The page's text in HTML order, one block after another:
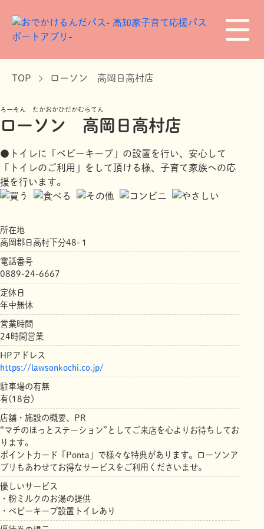
TOP ローソン 高岡日高村店
ろーそん たかおかひだかむらてん
ローソン 高岡日高村店
●トイレに「ベビーキープ」の設置を行い、安心して
「トイレのご利用」をして頂ける様、子育て家族への応
援を行います。
所在地
高岡郡日高村下分48-１
電話番号
0889-24-6667
定休日
年中無休
営業時間
24時間営業
HPアドレス
https://lawsonkochi.co.jp/
駐車場の有無
有(18台)
店舗・施設の概要、PR
“マチのほっとステーション”としてご来店を心よりお待ちしてお
ります。
ポイントカード「Ponta」で様々な特典があります。ローソンア
プリもあわせてお得なサービスをご利用くださいませ。
優しいサービス
・粉ミルクのお湯の提供
・ベビーキープ設置トイレあり